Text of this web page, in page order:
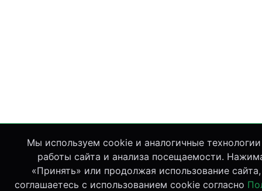
Мы используем cookie и аналогичные
работы сайта и анализа посещаемости.
«Принять» или продолжая использование
соглашаетесь с использованием cookie согласно